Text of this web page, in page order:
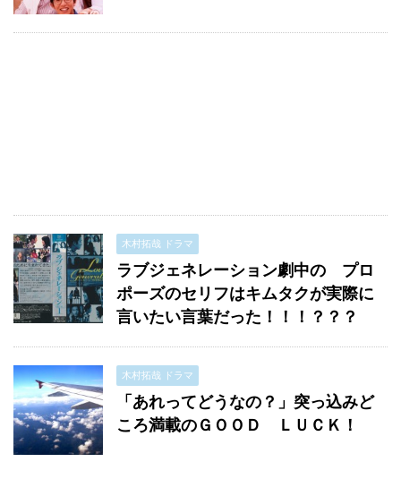
木村拓哉 ドラマ
ラブジェネレーション劇中の プロ
ポーズのセリフはキムタクが実際に
言いたい言葉だった！！！？？？
木村拓哉 ドラマ
「あれってどうなの？」突っ込みど
ころ満載のＧＯＯＤ ＬＵＣＫ！